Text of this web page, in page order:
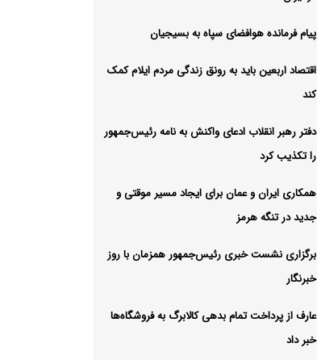
پیام فرمانده هوافضای سپاه به بسیجیان
اقتصاد اربعین باید به رونق زندگی مردم ایلام کمک
کند
دفتر رهبر انقلاب ادعای واکنش به نامه رئیس‌جمهور
را تکذیب کرد
همکاری ایران و عمان برای ایجاد مسیر موقتی و
جدید در تنگه هرمز
برگزاری نشست خبری رئیس‌جمهور همزمان با روز
خبرنگار
عارف از پرداخت تمام بدهی کالابرگ به فروشگاه‌ها
خبر داد